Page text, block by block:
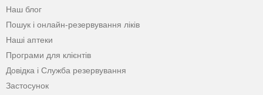
Наш блог
Пошук і онлайн-резервування ліків
Наші аптеки
Програми для клієнтів
Довідка і Служба резервування
Застосунок